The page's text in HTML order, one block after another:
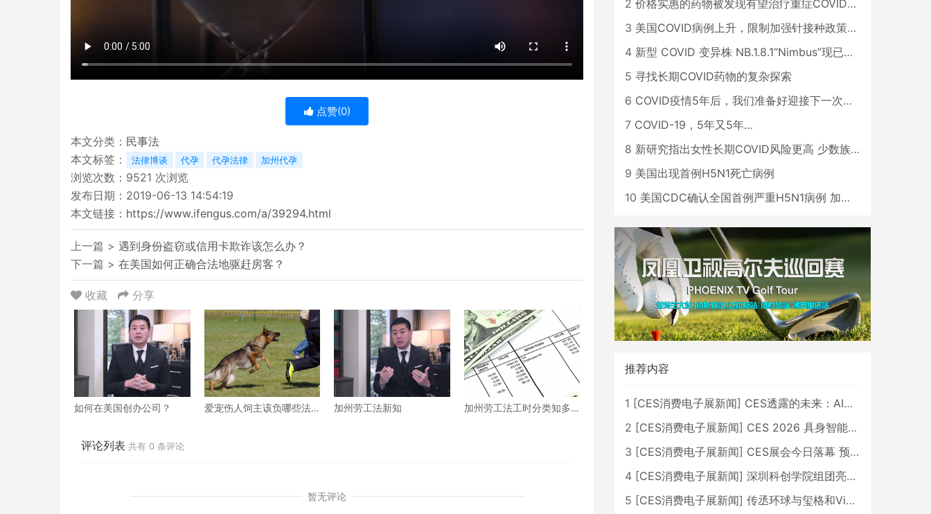
点赞(0)
本文分类： 民事法
本文标签：
法律博谈 代孕 代孕法律 加州代孕
浏览次数： 9521 次浏览
发布日期：2019-06-13 14:54:19
本文链接： https://www.ifengus.com/a/39294.html
上一篇 > 遇到身份盗窃或信用卡欺诈该怎么办？
下一篇 > 在美国如何正确合法地驱赶房客？
收藏 分享
如何在美国创办公司？
爱宠伤人饲主该负哪些法
加州劳工法新知
加州劳工法工时分类知多
评论列表 共有 0 条评论
暂无评论
2 价格实惠的药物被发现有望治疗重症COVID患者
3 美国COVID病例上升，限制加强针接种政策即将出台
4 新型 COVID 变异株 NB.1.8.1“Nimbus”现已在美国占据主导地位
5 寻找长期COVID药物的复杂探索
6 COVID疫情5年后，我们准备好迎接下一次大流行了吗？
7 COVID-19，5年又5年…
8 新研究指出女性长期COVID风险更高 少数族裔儿童存在差异
9 美国出现首例H5N1死亡病例
10 美国CDC确认全国首例严重H5N1病例 加州进入紧急状态
推荐内容
1 [CES消费电子展新闻] CES透露的未来：AI、机器人与智能生活大爆发
2 [CES消费电子展新闻] CES 2026 具身智能与创新领域 中国公司大放异彩
3 [CES消费电子展新闻] CES展会今日落幕 预计2026行业收入将超五千亿美元
4 [CES消费电子展新闻] 深圳科创学院组团亮相CES 广受好评
5 [CES消费电子展新闻] 传丞环球与玺格和VibeLens共同推出全新耳机